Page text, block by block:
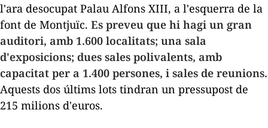
l'ara desocupat Palau Alfons XIII, a l'esquerra de la
font de Montjuïc. Es preveu que hi hagi un gran
auditori, amb 1.600 localitats; una sala
d'exposicions; dues sales polivalents, amb
capacitat per a 1.400 persones, i sales de reunions.
Aquests dos últims lots tindran un pressupost de
215 milions d'euros.